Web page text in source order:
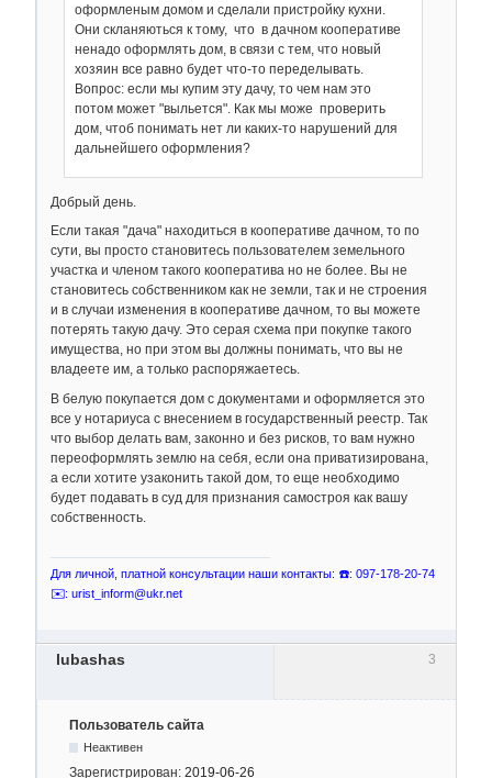
оформленым домом и сделали пристройку кухни.
Они скланяються к тому, что в дачном кооперативе
ненадо оформлять дом, в связи с тем, что новый
хозяин все равно будет что-то переделывать.
Вопрос: если мы купим эту дачу, то чем нам это
потом может "выльется". Как мы може проверить
дом, чтоб понимать нет ли каких-то нарушений для
дальнейшего оформления?
Добрый день.
Если такая "дача" находиться в кооперативе дачном, то по
сути, вы просто становитесь пользователем земельного
участка и членом такого кооператива но не более. Вы не
становитесь собственником как не земли, так и не строения
и в случаи изменения в кооперативе дачном, то вы можете
потерять такую дачу. Это серая схема при покупке такого
имущества, но при этом вы должны понимать, что вы не
владеете им, а только распоряжаетесь.
В белую покупается дом с документами и оформляется это
все у нотариуса с внесением в государственный реестр. Так
что выбор делать вам, законно и без рисков, то вам нужно
переоформлять землю на себя, если она приватизирована,
а если хотите узаконить такой дом, то еще необходимо
будет подавать в суд для признания самостроя как вашу
собственность.
Для личной, платной консультации наши контакты: ☎️: 097-178-20-74
✉️: urist_inform@ukr.net
3
lubashas
Пользователь сайта
Неактивен
Зарегистрирован: 2019-06-26